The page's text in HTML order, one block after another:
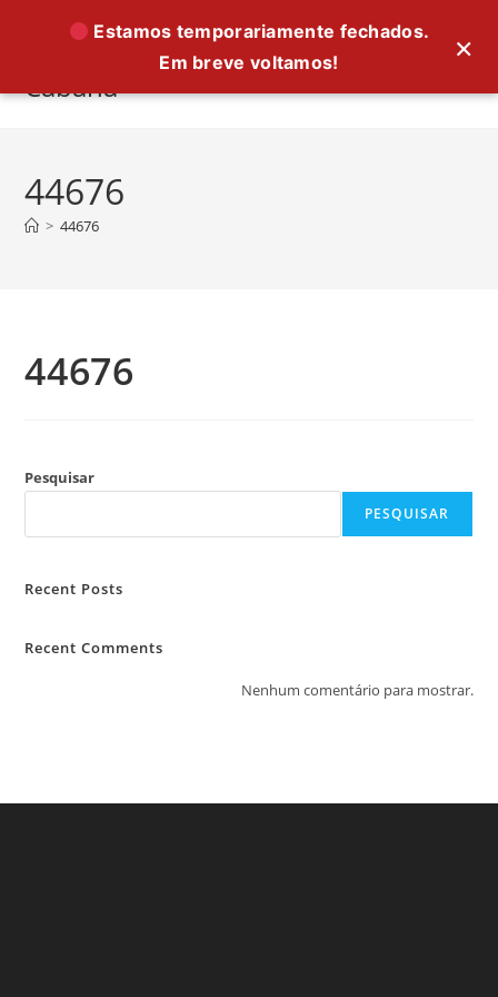
conteúdo
Cabana
44676
> 44676
44676
Pesquisar
PESQUISAR
Recent Posts
Recent Comments
Nenhum comentário para mostrar.
×
Estamos temporariamente fechados.
Em breve voltamos!